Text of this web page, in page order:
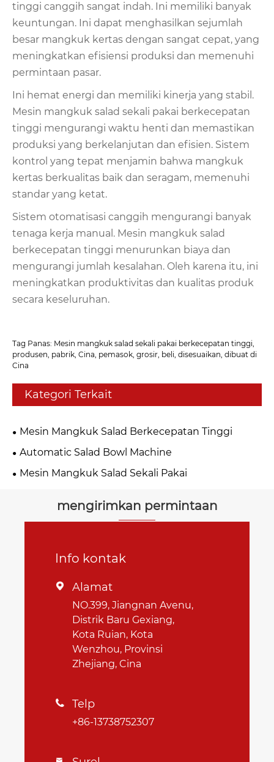
tinggi canggih sangat indah. Ini memiliki banyak
keuntungan. Ini dapat menghasilkan sejumlah
besar mangkuk kertas dengan sangat cepat, yang
meningkatkan efisiensi produksi dan memenuhi
permintaan pasar.
Ini hemat energi dan memiliki kinerja yang stabil.
Mesin mangkuk salad sekali pakai berkecepatan
tinggi mengurangi waktu henti dan memastikan
produksi yang berkelanjutan dan efisien. Sistem
kontrol yang tepat menjamin bahwa mangkuk
kertas berkualitas baik dan seragam, memenuhi
standar yang ketat.
Sistem otomatisasi canggih mengurangi banyak
tenaga kerja manual. Mesin mangkuk salad
berkecepatan tinggi menurunkan biaya dan
mengurangi jumlah kesalahan. Oleh karena itu, ini
meningkatkan produktivitas dan kualitas produk
secara keseluruhan.
Tag Panas: Mesin mangkuk salad sekali pakai berkecepatan tinggi,
produsen, pabrik, Cina, pemasok, grosir, beli, disesuaikan, dibuat di
Cina
Kategori Terkait
Mesin Mangkuk Salad Berkecepatan Tinggi
Automatic Salad Bowl Machine
Mesin Mangkuk Salad Sekali Pakai
mengirimkan permintaan
Info kontak
 Alamat
NO.399, Jiangnan Avenu,
Distrik Baru Gexiang,
Kota Ruian, Kota
Wenzhou, Provinsi
Zhejiang, Cina
 Telp
+86-13738752307